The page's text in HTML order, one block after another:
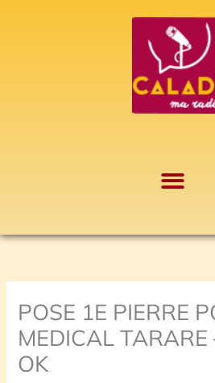
POSE 1E PIERRE
MEDICAL
OK